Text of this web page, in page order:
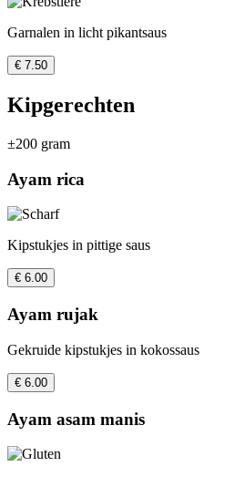
Garnalen in licht pikantsaus
€ 7.50
Kipgerechten
±200 gram
Ayam rica
Kipstukjes in pittige saus
€ 6.00
Ayam rujak
Gekruide kipstukjes in kokossaus
€ 6.00
Ayam asam manis